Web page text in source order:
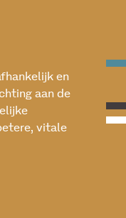
en
aan de
vitale